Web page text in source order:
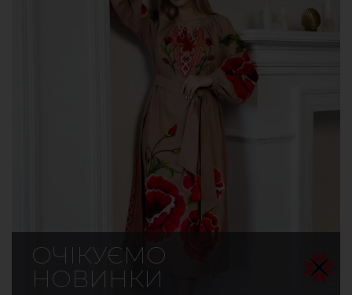
ОЧІКУЄМО
НОВИНКИ